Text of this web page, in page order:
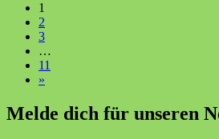
1
2
3
…
11
»
Melde dich für unseren